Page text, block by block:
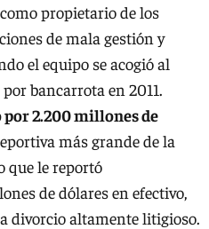
propietario de los
de mala gestión y
el equipo se acogió al
bancarrota en 2011.
2.200 millones de
más grande de la
que le reportó
de dólares en efectivo,
divorcio altamente litigioso.